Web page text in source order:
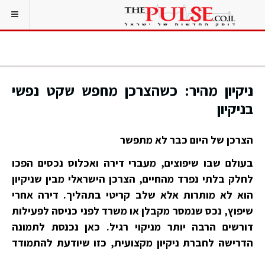
ניקיון מהיר: כשהצרכן מחפש שקט נפשי
בניקיון
הצרכן של היום כבר לא מתפשר
בעולם שבו שיפוצים, מעברי דירה ואכלוס נכסים הפכו
לחלק בלתי נפרד מהחיים, הצרכן הישראלי מבין שניקיון
הוא לא מותרות אלא שלב קריטי בתהליך. דירה אחרי
שיפוץ, נכס שנמסר מקבלן או משרד לפני כניסה לפעילות
דורשים הרבה יותר מניקוי רגיל. כאן נכנסת לתמונה
הדרישה לחברת ניקיון מקצועית, כזו שיודעת להתמודד